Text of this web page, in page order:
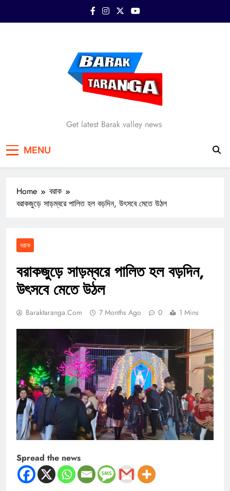
Barak Taranga
Get latest Barak valley news
MENU
Home
বরাক
বরাকজুড়ে সাড়ম্বরে পালিত হল বড়দিন, উৎসবে মেতে উঠল
বরাক
বরাকজুড়ে সাড়ম্বরে পালিত হল বড়দিন,
উৎসবে মেতে উঠল
Baraktaranga.com 7 Months Ago 0 1 Mins
Spread the news